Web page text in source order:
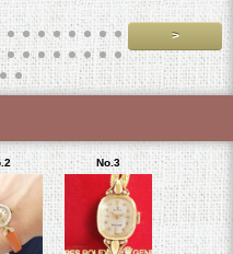
>
No.3 No.4